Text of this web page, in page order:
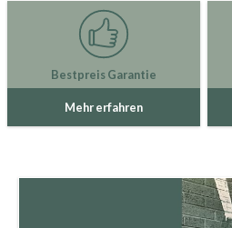
Bestpreis Garantie
Mehr erfahren